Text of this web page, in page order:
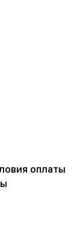
оплаты